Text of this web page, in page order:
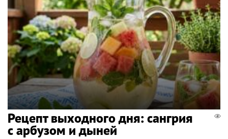
Рецепт выходного дня: сангрия
с арбузом и дыней